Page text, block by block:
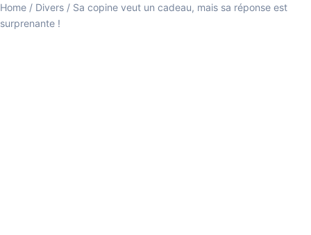
Home / Divers / Sa copine veut un cadeau, mais sa réponse est
surprenante !